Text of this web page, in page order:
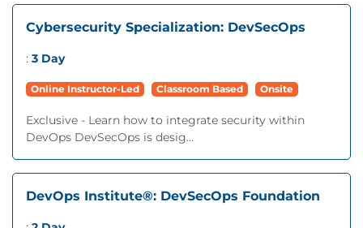
Cybersecurity Specialization: DevSecOps
: 3 Day
Online Instructor-Led Classroom Based Onsite
Exclusive - Learn how to integrate security within
DevOps DevSecOps is desig...
DevOps Institute®: DevSecOps Foundation